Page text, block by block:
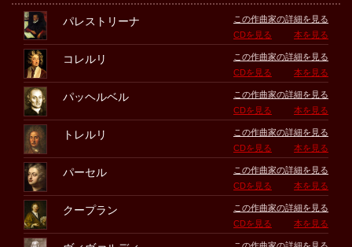
パレストリーナ
この作曲家の詳細を見る
CDを見る
本を見る
コレルリ
この作曲家の詳細を見る
CDを見る
本を見る
パッヘルベル
この作曲家の詳細を見る
CDを見る
本を見る
トレルリ
この作曲家の詳細を見る
CDを見る
本を見る
パーセル
この作曲家の詳細を見る
CDを見る
本を見る
クープラン
この作曲家の詳細を見る
CDを見る
本を見る